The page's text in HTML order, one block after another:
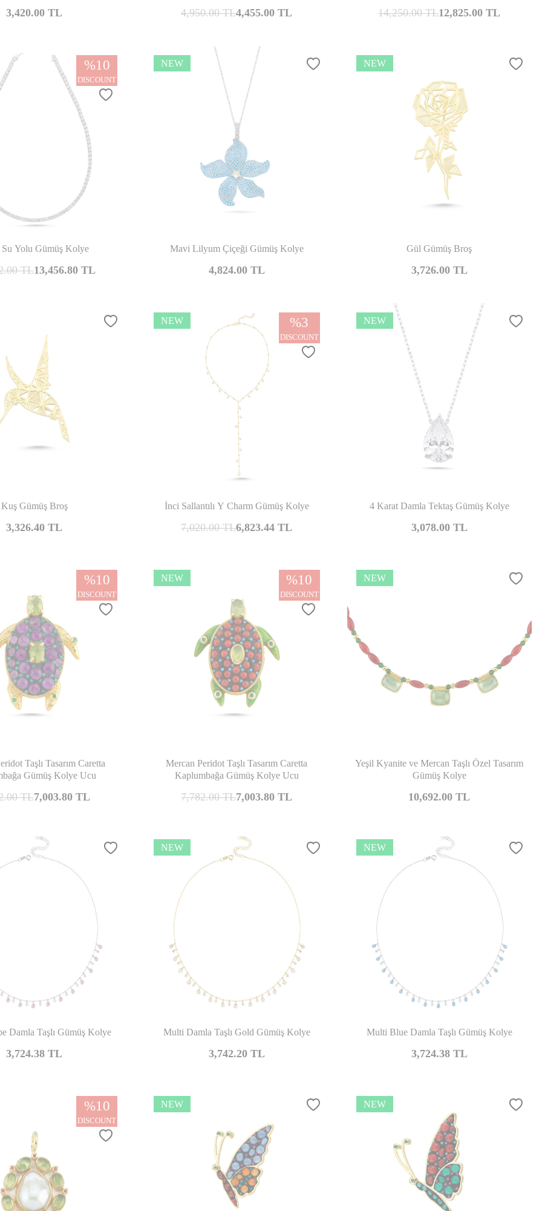
3,420.00 TL 4,950.00TL4,455.00 TL 14,250.00TL12,825.00 TL
%10
DISCOUNT
Yolu Gümüş Kolye
TL13,456.80TL
NEW
Mavi Lilyum Çiçeği Gümüş Kolye
4,824.00TL
NEW
Gül Gümüş Broş
3,726.00TL
Kuş Gümüş Broş
3,326.40 TL
NEW %3
DISCOUNT
İnci Sallantılı Y Charm Gümüş Kolye
7,020.00TL6,823.44 TL
NEW
4 Karat Damla Tektaş Gümüş Kolye
3,078.00TL
%10
DISCOUNT
Taşlı Tasarım Caretta
Gümüş Kolye Ucu
TL7,003.80TL
NEW %10
DISCOUNT
Mercan Peridot Taşlı Tasarım Caretta
Kaplumbağa Gümüş Kolye Ucu
7,782.00TL7,003.80 TL
NEW
Yeşil Kyanite ve Mercan Taşlı Özel Tasarım
Gümüş Kolye
10,692.00 TL
Damla Taşlı Gümüş Kolye
3,724.38 TL
NEW
Multi Damla Taşlı Gold Gümüş Kolye
3,742.20TL
NEW
Multi Blue Damla Taşlı Gümüş Kolye
3,724.38TL
%10
DISCOUNT
NEW NEW